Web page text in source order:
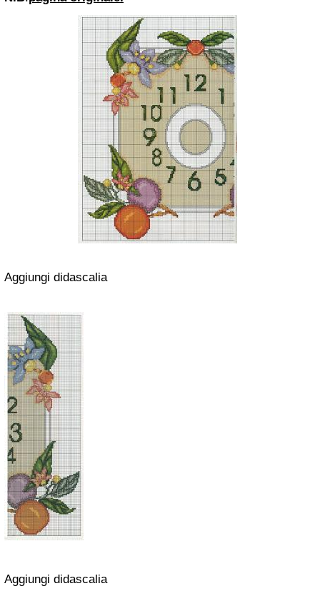
Aggiungi didascalia
Aggiungi didascalia